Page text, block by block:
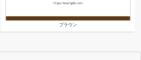
ブラウン